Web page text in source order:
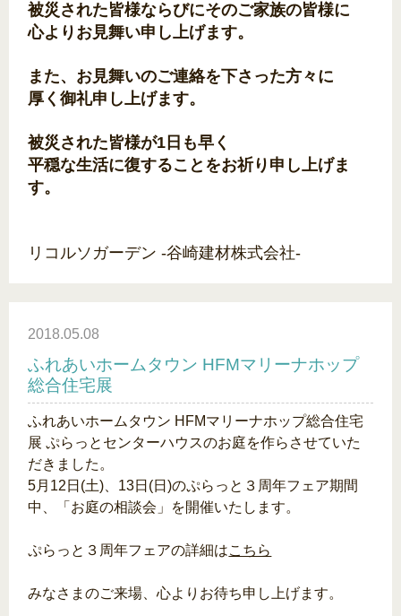
被災された皆様ならびにそのご家族の皆様に
心よりお見舞い申し上げます。
また、お見舞いのご連絡を下さった方々に
厚く御礼申し上げます。
被災された皆様が1日も早く
平穏な生活に復することをお祈り申し上げま
す。
リコルソガーデン -谷崎建材株式会社-
2018.05.08
ふれあいホームタウン HFMマリーナホップ
総合住宅展
ふれあいホームタウン HFMマリーナホップ総合住宅
展 ぷらっとセンターハウスのお庭を作らさせていた
だきました。
5月12日(土)、13日(日)のぷらっと３周年フェア期間
中、「お庭の相談会」を開催いたします。
ぷらっと３周年フェアの詳細はこちら
みなさまのご来場、心よりお待ち申し上げます。